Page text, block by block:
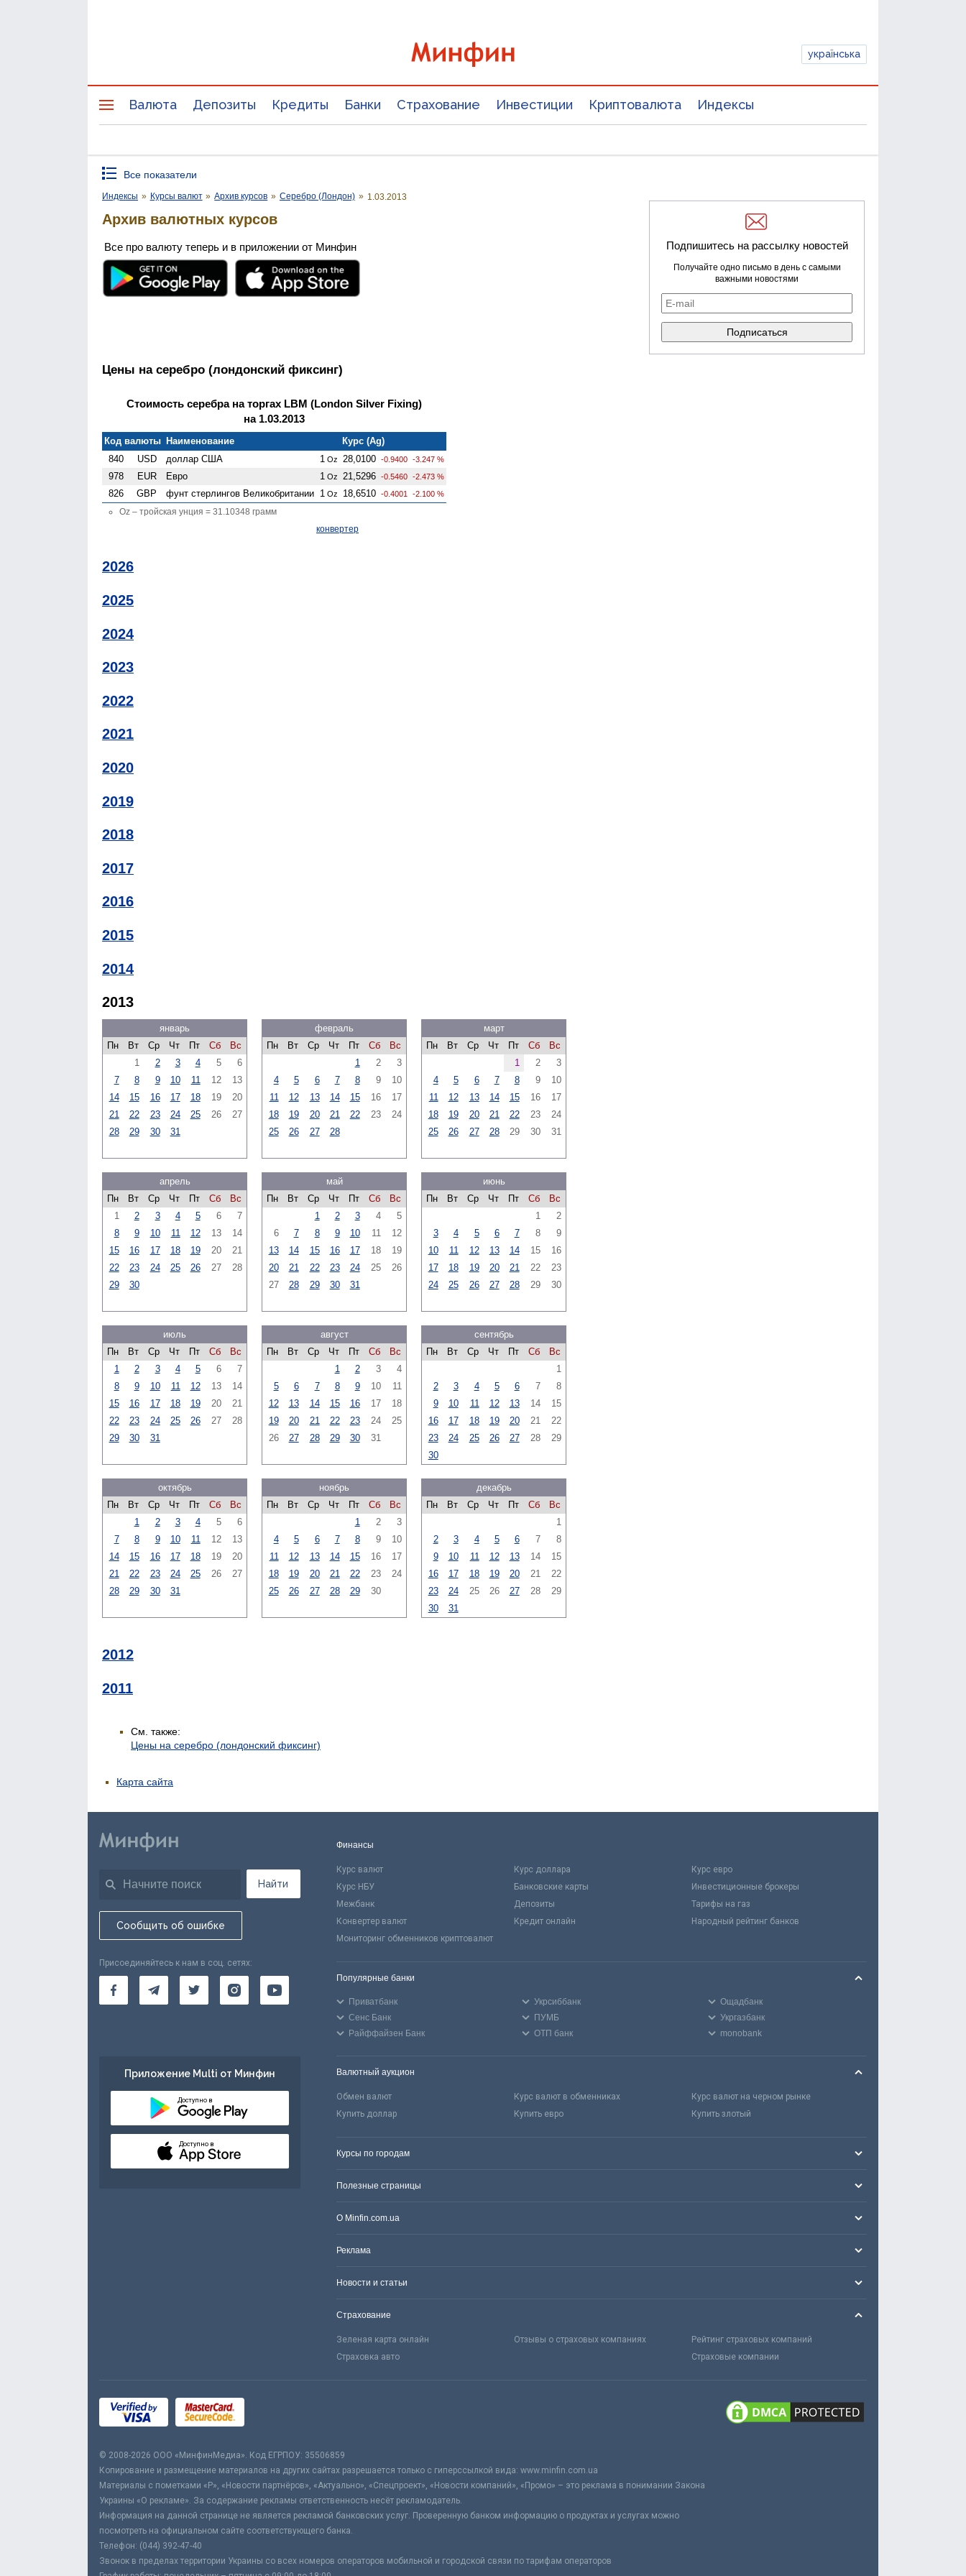
українська
Валюта Депозиты Кредиты Банки Страхование Инвестиции Криптовалюта Индексы
Все показатели
Индексы » Курсы валют » Архив курсов » Серебро (Лондон) » 1.03.2013
Архив валютных курсов
Все про валюту теперь и в приложении от Минфин
Цены на серебро (лондонский фиксинг)
Стоимость серебра на торгах LBM (London Silver Fixing)
на 1.03.2013
Код валюты Наименование
Курс (Ag)
840
USD доллар США 1 Oz 28,0100 -0.9400 -3.247 %
978 EUR Евро 1 Oz 21,5296 -0.5460 -2.473 %
826 GBP фунт стерлингов Велико­британии 1 Oz 18,6510 -0.4001 -2.100 %
Oz – тройская унция = 31.10348 грамм
конвертер
2026
2025
2024
2023
2022
2021
2020
2019
2018
2017
2016
2015
2014
2013
январь
Пн
Вт Ср Чт Пт Сб
Вс
1
2 3 4 5
6
7
8 9 10 11 12
13
14
15 16 17 18 19
20
21
22 23 24 25 26
27
28
29 30 31
февраль
Пн
Вт Ср Чт Пт Сб
Вс
1
2
3
4
5 6 7 8 9
10
11
12 13 14 15 16
17
18
19 20 21 22 23
24
25
26 27 28
март
Пн
Вт Ср Чт Пт Сб
Вс
1
2
3
4
5 6 7 8 9
10
11
12 13 14 15 16
17
18
19 20 21 22 23
24
25
26 27 28 29 30 31
апрель
Пн
Вт Ср Чт Пт Сб
Вс
1
2 3 4 5 6
7
8
9 10 11 12 13
14
15
16 17 18 19 20
21
22
23 24 25 26 27
28
29
30
май
Пн
Вт Ср Чт Пт Сб
Вс
1
2 3 4
5
6
7 8 9 10 11
12
13
14 15 16 17 18
19
20
21 22 23 24 25
26
27
28 29 30 31
июнь
Пн
Вт Ср Чт Пт Сб
Вс
1
2
3
4 5 6 7 8
9
10
11 12 13 14 15
16
17
18 19 20 21 22
23
24
25 26 27 28 29 30
июль
Пн
Вт Ср Чт Пт Сб
Вс
1
2 3 4 5 6
7
8
9 10 11 12 13
14
15
16 17 18 19 20
21
22
23 24 25 26 27
28
29
30 31
август
Пн
Вт Ср Чт Пт Сб
Вс
1
2 3
4
5
6 7 8 9 10
11
12
13 14 15 16 17
18
19
20 21 22 23 24
25
26
27 28 29 30 31
сентябрь
Пн
Вт Ср Чт Пт Сб
Вс
1
2
3 4 5 6 7
8
9
10 11 12 13 14
15
16
17 18 19 20 21
22
23
24 25 26 27 28
29
30
октябрь
Пн
Вт Ср Чт Пт Сб
Вс
1
2 3 4 5
6
7
8 9 10 11 12
13
14
15 16 17 18 19
20
21
22 23 24 25 26
27
28
29 30 31
ноябрь
Пн
Вт Ср Чт Пт Сб
Вс
1
2
3
4
5 6 7 8 9
10
11
12 13 14 15 16
17
18
19 20 21 22 23
24
25
26 27 28 29 30
декабрь
Пн
Вт Ср Чт Пт Сб
Вс
1
2
3 4 5 6 7
8
9
10 11 12 13 14
15
16
17 18 19 20 21
22
23
24 25 26 27 28
29
30
31
2012
2011
См. также:
Цены на серебро (лондонский фиксинг)
Подпишитесь на рассылку новостей
Получайте одно письмо в день с самыми
важными новостями
Карта сайта
Найти
Сообщить об ошибке
Присоединяйтесь к нам в соц. сетях:
Приложение Multi от Минфин
Доступно в
Доступно в
Финансы
Курс валют Курс доллара
Курс евро
Курс НБУ
Банковские карты
Инвестиционные брокеры
Межбанк
Депозиты
Тарифы на газ
Конвертер валют
Кредит онлайн
Народный рейтинг банков
Мониторинг обменников криптовалют
Популярные банки
Приватбанк Укрсиббанк
Ощадбанк
Сенс Банк
ПУМБ
Укргазбанк
Райффайзен Банк
ОТП банк monobank
Валютный аукцион
Обмен валют Курс валют в обменниках
Курс валют на черном рынке
Купить доллар
Купить евро Купить злотый
Курсы по городам
Полезные страницы
О Minfin.com.ua
Реклама
Новости и статьи
Страхование
Зеленая карта онлайн Отзывы о страховых компаниях
Рейтинг страховых компаний
Страховка авто
Страховые компании
© 2008-2026 ООО «МинфинМедиа». Код ЕГРПОУ: 35506859
Копирование и размещение материалов на других сайтах разрешается только с гиперссылкой вида: www.minfin.com.ua
Материалы с пометками «Р», «Новости партнёров», «Актуально», «Спецпроект», «Новости компаний», «Промо» – это реклама в понимании Закона
Украины «О рекламе». За содержание рекламы ответственность несёт рекламодатель.
Информация на данной странице не является рекламой банковских услуг. Проверенную банком информацию о продуктах и услугах можно
посмотреть на официальном сайте соответствующего банка.
Телефон: (044) 392-47-40
Звонок в пределах территории Украины со всех номеров операторов мобильной и городской связи по тарифам операторов